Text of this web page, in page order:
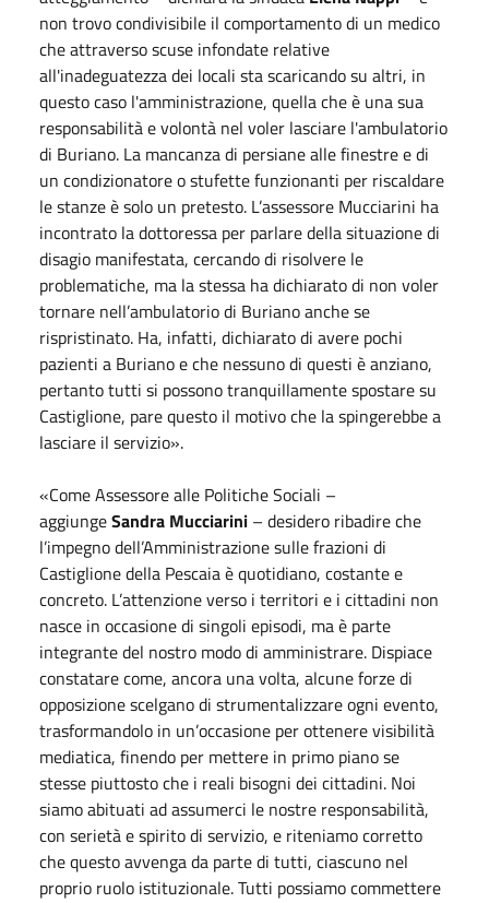
non trovo condivisibile il comportamento di un medico
che attraverso scuse infondate relative
all'inadeguatezza dei locali sta scaricando su altri, in
questo caso l'amministrazione, quella che è una sua
responsabilità e volontà nel voler lasciare l'ambulatorio
di Buriano. La mancanza di persiane alle finestre e di
un condizionatore o stufette funzionanti per riscaldare
le stanze è solo un pretesto. L’assessore Mucciarini ha
incontrato la dottoressa per parlare della situazione di
disagio manifestata, cercando di risolvere le
problematiche, ma la stessa ha dichiarato di non voler
tornare nell’ambulatorio di Buriano anche se
rispristinato. Ha, infatti, dichiarato di avere pochi
pazienti a Buriano e che nessuno di questi è anziano,
pertanto tutti si possono tranquillamente spostare su
Castiglione, pare questo il motivo che la spingerebbe a
lasciare il servizio».
«Come Assessore alle Politiche Sociali –
aggiungeSandra Mucciarini – desidero ribadire che
l’impegno dell’Amministrazione sulle frazioni di
Castiglione della Pescaia è quotidiano, costante e
concreto. L’attenzione verso i territori e i cittadini non
nasce in occasione di singoli episodi, ma è parte
integrante del nostro modo di amministrare. Dispiace
constatare come, ancora una volta, alcune forze di
opposizione scelgano di strumentalizzare ogni evento,
trasformandolo in un’occasione per ottenere visibilità
mediatica, finendo per mettere in primo piano se
stesse piuttosto che i reali bisogni dei cittadini. Noi
siamo abituati ad assumerci le nostre responsabilità,
con serietà e spirito di servizio, e riteniamo corretto
che questo avvenga da parte di tutti, ciascuno nel
proprio ruolo istituzionale. Tutti possiamo commettere